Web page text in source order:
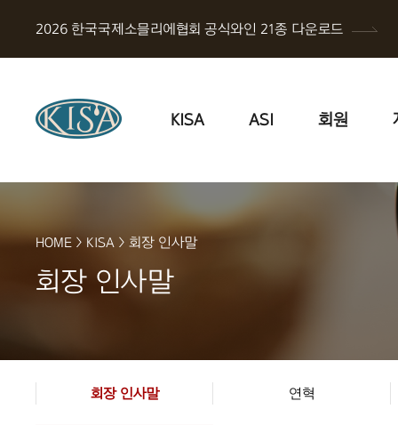
2026 한국국제소믈리에협회 공식와인 21종 다운로드
KISA ASI 회원
HOME > KISA > 회장 인사말
회장 인사말
회장 인사말 연혁